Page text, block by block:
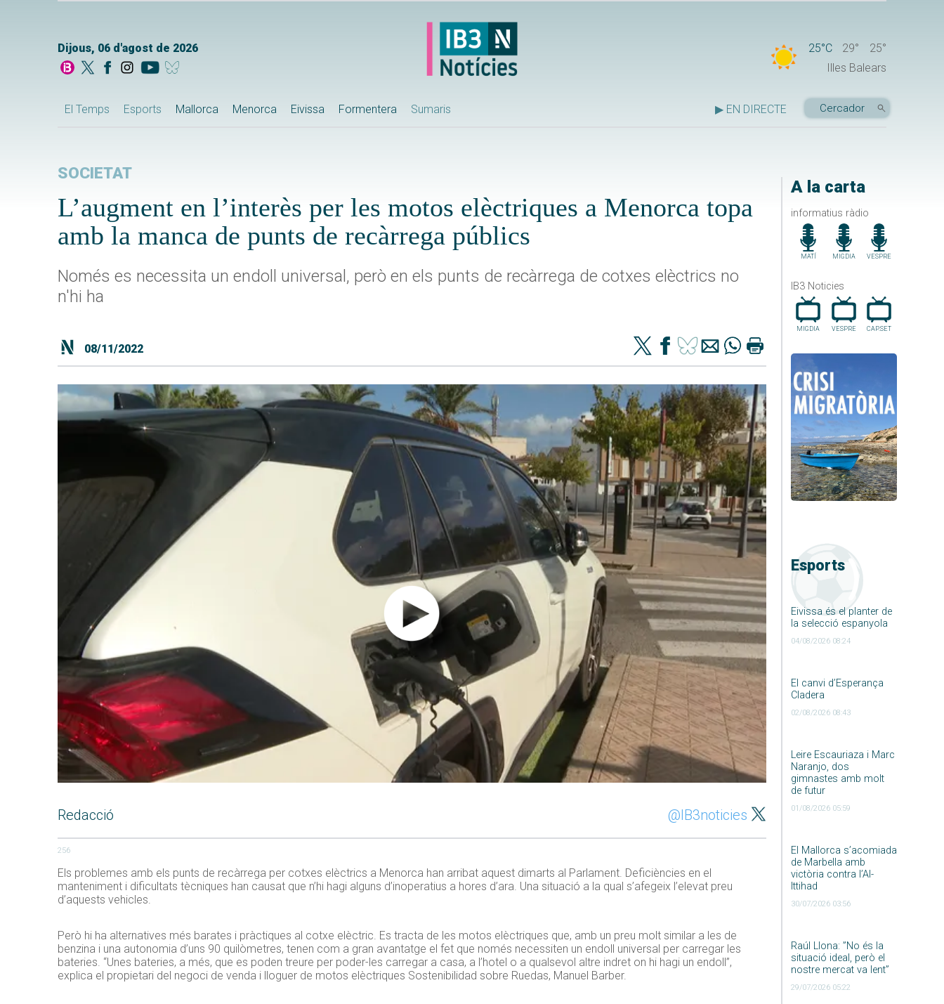
Dijous, 06 d'agost de 2026 25°C 29°
25°
Illes Balears
El Temps Esports Mallorca Menorca Eivissa Formentera Sumaris ▶ EN DIRECTE
A la carta
informatius ràdio
MATÍ MIGDIA VESPRE
IB3 Noticies
MIGDIA VESPRE CAP.SET
Esports
Eivissa és el planter de
la selecció espanyola
04/08/2026 08:24
El canvi d’Esperança
Cladera
02/08/2026 08:43
Leire Escauriaza i Marc
Naranjo, dos
gimnastes amb molt
de futur
01/08/2026 05:59
El Mallorca s’acomiada
de Marbella amb
victòria contra l’Al-
Ittihad
30/07/2026 03:56
Raúl Llona: ”No és la
situació ideal, però el
nostre mercat va lent”
29/07/2026 05:22
SOCIETAT
L’augment en l’interès per les motos elèctriques a Menorca topa
amb la manca de punts de recàrrega públics
Només es necessita un endoll universal, però en els punts de recàrrega de cotxes elèctrics no
n'hi ha
08/11/2022
Redacció @IB3noticies
256
Els problemes amb els punts de recàrrega per cotxes elèctrics a Menorca han arribat aquest dimarts al Parlament. Deficiències en el
manteniment i dificultats tècniques han causat que n’hi hagi alguns d’inoperatius a hores d’ara. Una situació a la qual s’afegeix l’elevat preu
d’aquests vehicles.
Però hi ha alternatives més barates i pràctiques al cotxe elèctric. Es tracta de les motos elèctriques que, amb un preu molt similar a les de
benzina i una autonomia d’uns 90 quilòmetres, tenen com a gran avantatge el fet que només necessiten un endoll universal per carregar les
bateries. “Unes bateries, a més, que es poden treure per poder-les carregar a casa, a l’hotel o a qualsevol altre indret on hi hagi un endoll”,
explica el propietari del negoci de venda i lloguer de motos elèctriques Sostenibilidad sobre Ruedas, Manuel Barber.